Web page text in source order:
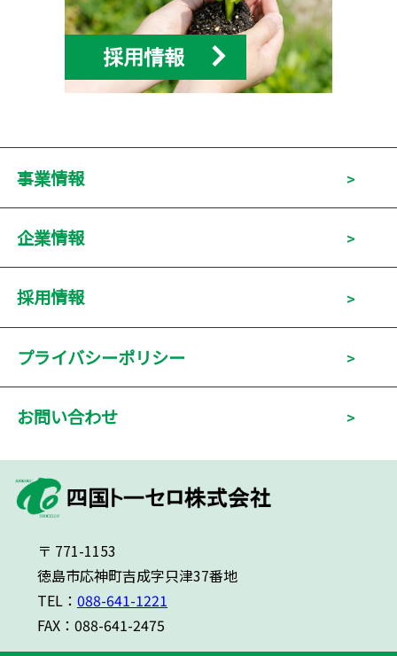
事業情報
企業情報
採用情報
プライバシーポリシー
お問い合わせ
〒 771-1153
徳島市応神町吉成字只津37番地
TEL： 088-641-1221
FAX：088-641-2475